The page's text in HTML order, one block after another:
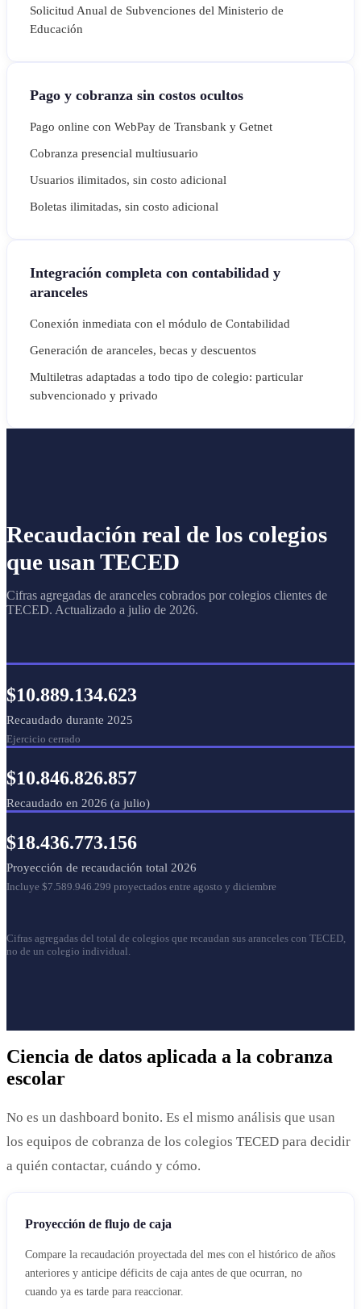
Solicitud Anual de Subvenciones del Ministerio de
Educación
Pago y cobranza sin costos ocultos
Pago online con WebPay de Transbank y Getnet
Cobranza presencial multiusuario
Usuarios ilimitados, sin costo adicional
Boletas ilimitadas, sin costo adicional
Integración completa con contabilidad y
aranceles
Conexión inmediata con el módulo de Contabilidad
Generación de aranceles, becas y descuentos
Multiletras adaptadas a todo tipo de colegio: particular
subvencionado y privado
Recaudación real de los colegios
que usan TECED
Cifras agregadas de aranceles cobrados por colegios clientes de
TECED. Actualizado a julio de 2026.
$10.889.134.623
Recaudado durante 2025
Ejercicio cerrado
$10.846.826.857
Recaudado en 2026 (a julio)
$18.436.773.156
Proyección de recaudación total 2026
Incluye $7.589.946.299 proyectados entre agosto y diciembre
Cifras agregadas del total de colegios que recaudan sus aranceles con TECED,
no de un colegio individual.
Ciencia de datos aplicada a la cobranza
escolar
No es un dashboard bonito. Es el mismo análisis que usan
los equipos de cobranza de los colegios TECED para decidir
a quién contactar, cuándo y cómo.
Proyección de flujo de caja
Compare la recaudación proyectada del mes con el histórico de años
anteriores y anticipe déficits de caja antes de que ocurran, no
cuando ya es tarde para reaccionar.